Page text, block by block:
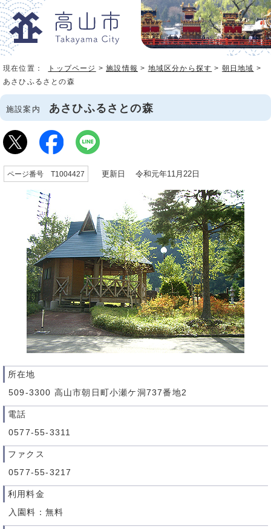
現在位置： トップページ >施設情報 > 地域区分から探す > 朝日地域 >
あさひふるさとの森
施設案内 あさひふるさとの森
ページ番号 T1004427 更新日 令和元年11月22日
所在地
509-3300 高山市朝日町小瀬ケ洞737番地2
電話
0577-55-3311
ファクス
0577-55-3217
利用料金
入園料：無料